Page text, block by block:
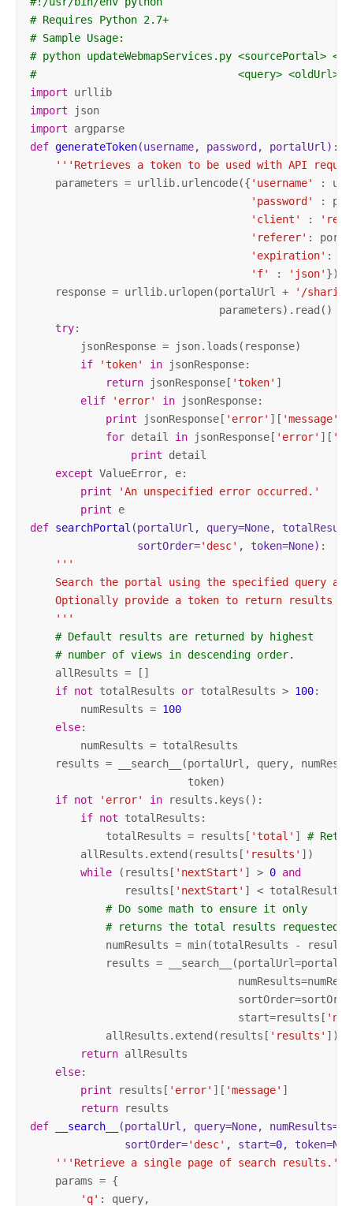
# Requires Python 2.7+
# Sample Usage:
# python updateWebmapServices.py <sourcePortal>
#                                <query> <oldUrl>
import
urllib
import
json
import
argparse
def generateToken(username, password, portalUrl) :
'''Retrieves a token to be used with API
    parameters = urllib.urlencode({
'username'
:
'password'
:
'client'
:
'referer' :
'expiration' :
'f'
: 'json' })
    response = urllib.urlopen(portalUrl +
'/
                              parameters).read()
try:
        jsonResponse = json.loads(response)
if
'token' in jsonResponse:
return jsonResponse[ 'token' ]
elif
'error' in jsonResponse:
print jsonResponse[ 'error' ][ 'message'
for detail in jsonResponse[ 'error' ][
print detail
except ValueError, e:
print
'An unspecified error occurred.'
print
e
def searchPortal (portalUrl, query=None,
                 sortOrder=
'desc' , token=None) :
'''
Search the portal using the specified query
Optionally provide a token to return results
    '''
# Default results are returned by highest
# number of views in descending order.
    allResults = []
if not totalResults or totalResults > 100:
        numResults =
100
else:
        numResults = totalResults
results = __search__(portalUrl, query,
                         token)
if not 'error' in results.keys():
if not totalResults:
            totalResults = results[
'total' ] #
        allResults.extend(results[
'results' ])
while (results[ 'nextStart' ] > 0 and
               results[
'nextStart' ] <
# Do some math to ensure it only
# returns the total results requested.
numResults = min(totalResults -
results =
                                 start=results[
            allResults.extend(results[
'results' ])
return allResults
else:
print results[ 'error' ][ 'message' ]
return
def
__search__ (portalUrl, query=None, numResults=
               sortOrder=
'desc' , start=0,
'''Retrieve a single page of search results.'''
    params = {
'q' : query,